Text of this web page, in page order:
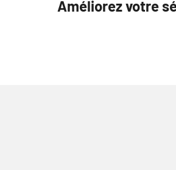
Améliorez votre